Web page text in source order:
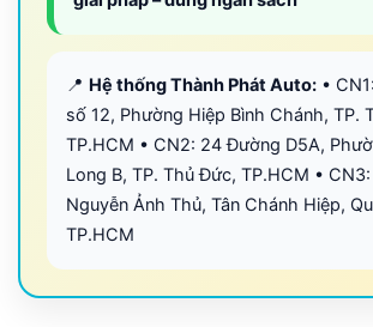
📍 Hệ thống Thành Phát Auto: •
số 12, Phường Hiệp Bình Chánh, TP.
TP.HCM • CN2: 24 Đường D5A,
Long B, TP. Thủ Đức, TP.HCM •
Nguyễn Ảnh Thủ, Tân Chánh Hiệp,
TP.HCM